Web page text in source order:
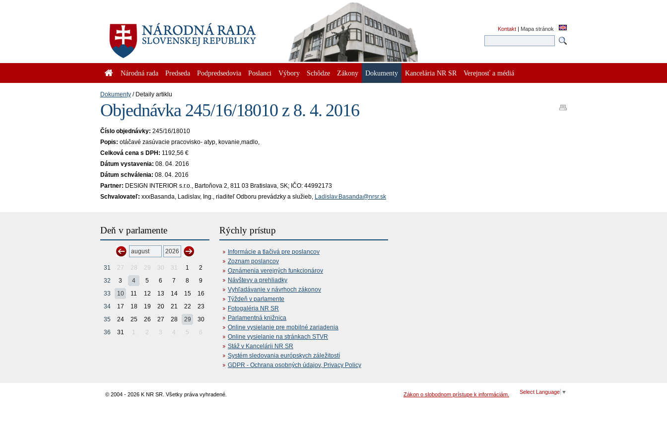
Kontakt | Mapa stránok
Národná rada Predseda Podpredsedovia Poslanci Výbory Schôdze Zákony Dokumenty Kancelária NR SR Verejnosť a médiá
Dokumenty Detaily artiklu
Objednávka 245/16/18010 z 8. 4. 2016
Číslo objednávky: 245/16/18010
Popis: otáčavé zasúvacie pracovisko- atyp, kovanie,madlo,
Celková cena s DPH: 1192,56 €
Dátum vystavenia: 08. 04. 2016
Dátum schválenia: 08. 04. 2016
Partner: DESIGN INTERIOR s.r.o., Bartoňova 2, 811 03 Bratislava, SK; IČO: 44992173
Schvalovateľ: xxxBasanda, Ladislav, Ing., riaditeľ Odboru prevádzky a služieb, Ladislav.Basanda@nrsr.sk
Deň v parlamente
31 27 28 29 30 31 1
2
32
3 4 5 6 7 8
9
33
10 11 12 13 14 15
16
34
17 18 19 20 21 22
23
35
24 25 26 27 28 29
30
36
31 1 2 3 4 5 6
Rýchly prístup
Informácie a tlačivá pre poslancov
Zoznam poslancov
Oznámenia verejných funkcionárov
Návštevy a prehliadky
Vyhľadávanie v návrhoch zákonov
Týždeň v parlamente
Fotogaléria NR SR
Parlamentná knižnica
Online vysielanie pre mobilné zariadenia
Online vysielanie na stránkach STVR
Stáž v Kancelárii NR SR
Systém sledovania európskych záležitostí
GDPR - Ochrana osobných údajov, Privacy Policy
© 2004 - 2026 K NR SR. Všetky práva vyhradené. Select Language ▼
Zákon o slobodnom prístupe k informáciám.